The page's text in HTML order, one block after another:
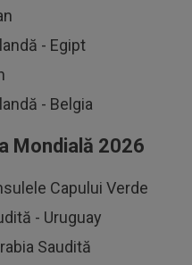
- Egipt
- Belgia
Mondială 2026
Capului Verde
- Uruguay
Saudită